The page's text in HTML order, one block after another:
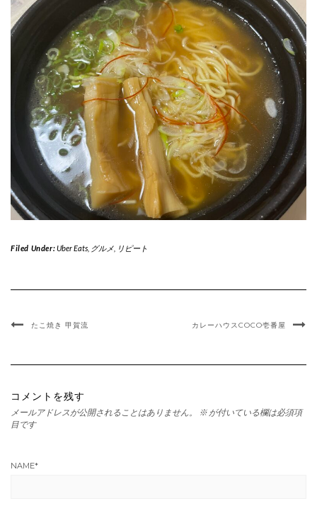
Filed Under:Uber Eats, グルメ, リピート
たこ焼き 甲賀流 カレーハウスCOCO壱番屋
コメントを残す
メールアドレスが公開されることはありません。 ※ が付いている欄は必須項
目です
NAME*